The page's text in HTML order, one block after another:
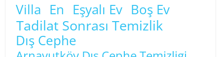
Villa En Eşyalı Ev Boş Ev
Tadilat Sonrası Temizlik
Dış Cephe